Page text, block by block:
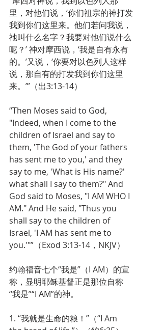
里，对他们说，‘你们祖宗的神打发
我到你们这里来。他们若问我说，
祂叫什么名字？我要对他们说什么
呢？’ 神对摩西说，‘我是自有永有
的。’又说，‘你要对以色列人这样
说，那自有的打发我到你们这里
来。’”（出3:13-14）
“Then Moses said to God,
"Indeed, when I come to the
children of Israel and say to
them, 'The God of your fathers
has sent me to you,' and they
say to me, 'What is His name?'
what shall I say to them?" And
God said to Moses, "I AM WHO I
AM." And He said, "Thus you
shall say to the children of
Israel, 'I AM has sent me to
you.'"”（Exod 3:13-14，NKJV）
约翰福音七个“我是”（I AM）的宣
称，显明耶稣基督正是那位自称
“我是”“I AM”的神。
1. “我就是生命的粮！”（“I Am